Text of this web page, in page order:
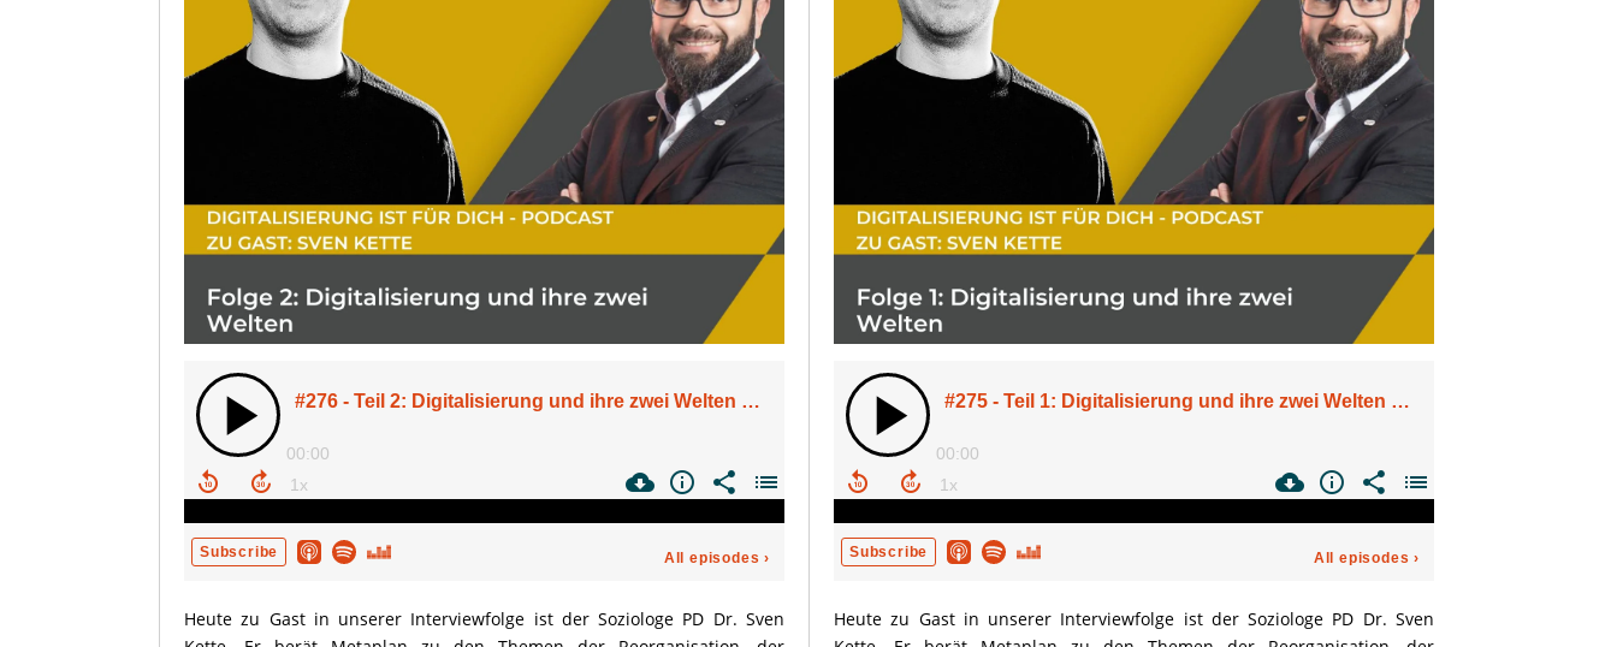
Heute zu Gast in unserer Interviewfolge ist der Soziologe PD Dr. Sven
Heute zu Gast in unserer Interviewfolge ist der Soziologe PD Dr. Sven